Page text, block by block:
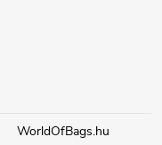
WorldOfBags.hu